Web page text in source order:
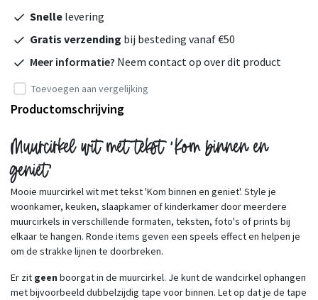
Snelle levering
Gratis verzending bij besteding vanaf €50
Meer informatie? Neem contact op over dit product
Toevoegen aan vergelijking
Productomschrijving
Muurcirkel wit met tekst 'Kom binnen en
geniet'
Mooie muurcirkel wit met tekst 'Kom binnen en geniet'. Style je
woonkamer, keuken, slaapkamer of kinderkamer door meerdere
muurcirkels in verschillende formaten, teksten, foto's of prints bij
elkaar te hangen. Ronde items geven een speels effect en helpen je
om de strakke lijnen te doorbreken.
Er zit geen boorgat in de muurcirkel. Je kunt de wandcirkel ophangen
met bijvoorbeeld dubbelzijdig tape voor binnen. Let op dat je de tape